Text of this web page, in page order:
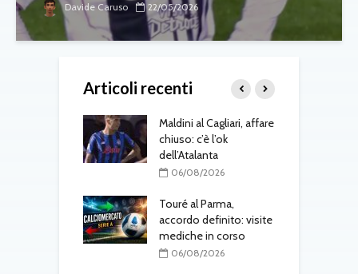
Davide Caruso 22/05/2026
Articoli recenti
Maldini al Cagliari, affare
chiuso: c’è l’ok
dell’Atalanta
06/08/2026
Touré al Parma,
accordo definito: visite
mediche in corso
06/08/2026